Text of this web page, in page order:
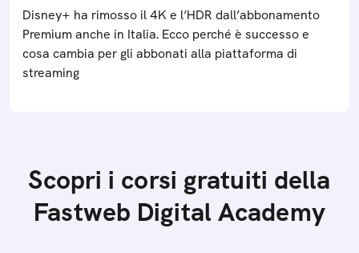
Disney+ ha rimosso il 4K e l’HDR dall’abbonamento
Premium anche in Italia. Ecco perché è successo e
cosa cambia per gli abbonati alla piattaforma di
streaming
Scopri i corsi gratuiti della
Fastweb Digital Academy